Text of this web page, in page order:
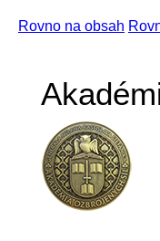
Rovno na obsah